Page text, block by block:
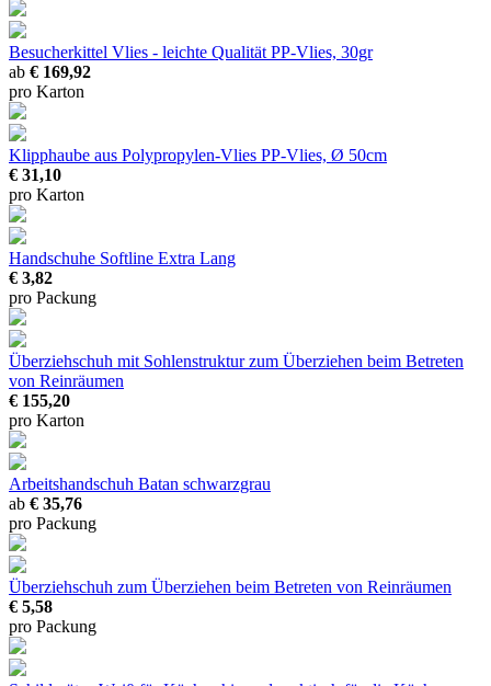
Besucherkittel Vlies - leichte Qualität PP-Vlies, 30gr
ab € 169,92
pro Karton
Klipphaube aus Polypropylen-Vlies PP-Vlies, Ø 50cm
€ 31,10
pro Karton
Handschuhe Softline Extra Lang
€ 3,82
pro Packung
Überziehschuh mit Sohlenstrukturzum Überziehen beim Betreten
von Reinräumen
€ 155,20
pro Karton
Arbeitshandschuh Batan schwarzgrau
ab € 35,76
pro Packung
Überziehschuh zum Überziehen beim Betreten von Reinräumen
€ 5,58
pro Packung